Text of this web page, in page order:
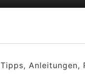
Tipps, Anleitungen,